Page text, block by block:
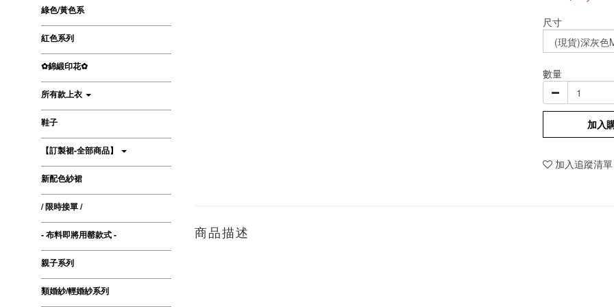
綠色/黃色系
紅色系列
✿錦緞印花✿
所有款上衣
鞋子
【訂製裙-全部商品】
新配色紗裙
/ 限時接單 /
- 布料即將用罄款式 -
親子系列
類婚紗/輕婚紗系列
尺寸
數量
加入
加入追蹤清單
商品描述